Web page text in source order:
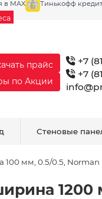
в MAX Тинькофф
прайс
по Акции
+7
+7
Стеновые
100 мм, 0.5/0.5, Norman